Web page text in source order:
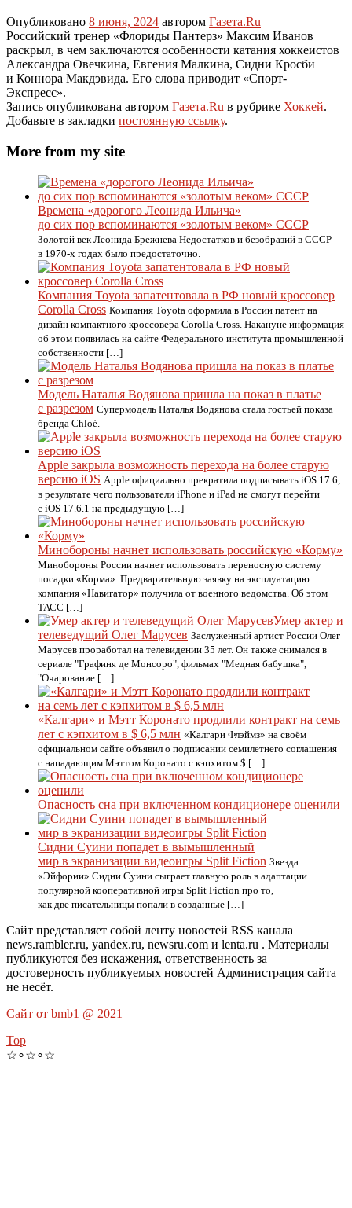
Опубликовано 8 июня, 2024 автором Газета.Ru
Российский тренер «Флориды Пантерз» Максим Иванов
раскрыл, в чем заключаются особенности катания хоккеистов
Александра Овечкина, Евгения Малкина, Сидни Кросби
и Коннора Макдэвида. Его слова приводит «Спорт-
Экспресс».
Запись опубликована автором Газета.Ru в рубрике Хоккей.
Добавьте в закладки постоянную ссылку.
More from my site
Времена «дорогого Леонида Ильича»
до сих пор вспоминаются «золотым веком» СССР
Золотой век Леонида Брежнева Недостатков и безобразий в СССР
в 1970-х годах было предостаточно.
Компания Toyota запатентовала в РФ новый кроссовер
Corolla Cross Компания Toyota оформила в России патент на
дизайн компактного кроссовера Corolla Cross. Накануне информация
об этом появилась на сайте Федерального института промышленной
собственности […]
Модель Наталья Водянова пришла на показ в платье
с разрезом Супермодель Наталья Водянова стала гостьей показа
бренда Chloé.
Apple закрыла возможность перехода на более старую
версию iOS Apple официально прекратила подписывать iOS 17.6,
в результате чего пользователи iPhone и iPad не смогут перейти
с iOS 17.6.1 на предыдущую […]
Минобороны начнет использовать российскую «Корму»
Минобороны России начнет использовать переносную систему
посадки «Корма». Предварительную заявку на эксплуатацию
компания «Навигатор» получила от военного ведомства. Об этом
ТАСС […]
Умер актер и
телеведущий Олег Марусев Заслуженный артист России Олег
Марусев проработал на телевидении 35 лет. Он также снимался в
сериале "Графиня де Монсоро", фильмах "Медная бабушка",
"Очарование […]
«Калгари» и Мэтт Коронато продлили контракт на семь
лет с кэпхитом в $ 6,5 млн «Калгари Флэймз» на своём
официальном сайте объявил о подписании семилетнего соглашения
с нападающим Мэттом Коронато с кэпхитом $ […]
Опасность сна при включенном кондиционере оценили
Сидни Суини попадет в вымышленный
мир в экранизации видеоигры Split Fiction Звезда
«Эйфории» Сидни Суини сыграет главную роль в адаптации
популярной кооперативной игры Split Fiction про то,
как две писательницы попали в созданные […]
Сайт представляет собой ленту новостей RSS канала
news.rambler.ru, yandex.ru, newsru.com и lenta.ru . Материалы
публикуются без искажения, ответственность за
достоверность публикуемых новостей Администрация сайта
не несёт.
Сайт от bmb1 @ 2021
Top
☆∘☆∘☆